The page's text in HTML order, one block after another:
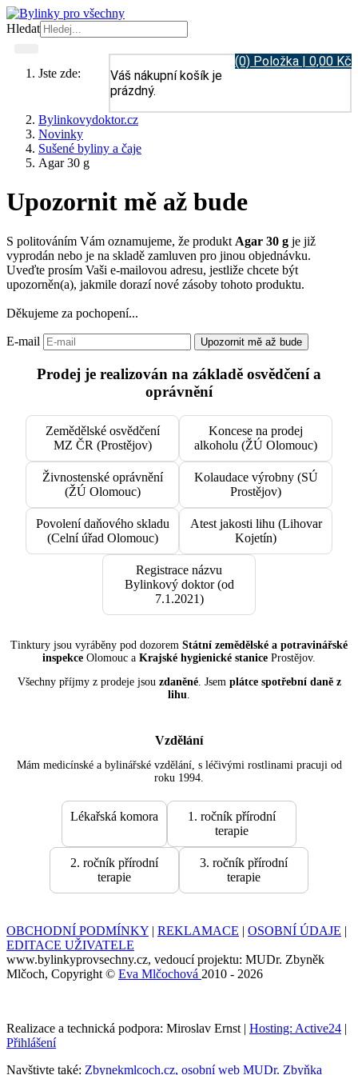
Hledat
(0) Položka | 0,00 Kč
Váš nákupní košík je
prázdný.
Jste zde:
Bylinkovydoktor.cz
Novinky
Sušené byliny a čaje
Agar 30 g
Upozornit mě až bude
S politováním Vám oznamujeme, že produkt Agar 30 g je již
vyprodán nebo je na skladě zamluven pro jinou objednávku.
Uveďte prosím Vaši e-mailovou adresu, jestliže chcete být
upozorněn(a), jakmile dorazí nové zásoby tohoto produktu.
Děkujeme za pochopení...
E-mail Upozornit mě až bude
Prodej je realizován na základě osvědčení a
oprávnění
Zemědělské osvědčení
MZ ČR (Prostějov)
Koncese na prodej
alkoholu (ŽÚ Olomouc)
Živnostenské oprávnění
(ŽÚ Olomouc)
Kolaudace výrobny (SÚ
Prostějov)
Povolení daňového skladu
(Celní úřad Olomouc)
Atest jakosti lihu (Lihovar
Kojetín)
Registrace názvu
Bylinkový doktor (od
7.1.2021)
Tinktury jsou vyráběny pod dozorem Státní zemědělské a potravinářské
inspekce Olomouc a Krajské hygienické stanice Prostějov.
Všechny příjmy z prodeje jsou zdaněné. Jsem plátce spotřební daně z
lihu.
Vzdělání
Mám medicínské a bylinářské vzdělání, s léčivými rostlinami pracuji od
roku 1994.
Lékařská komora
1. ročník přírodní
terapie
2. ročník přírodní
terapie
3. ročník přírodní
terapie
OBCHODNÍ PODMÍNKY | REKLAMACE | OSOBNÍ ÚDAJE |
EDITACE UŽIVATELE
www.bylinkyprovsechny.cz, vedoucí projektu: MUDr. Zbyněk
Mlčoch, Copyright © Eva Mlčochová 2010 - 2026
Realizace a technická podpora: Miroslav Ernst | Hosting: Active24 |
Přihlášení
Navštivte také: Zbynekmlcoch.cz, osobní web MUDr. Zbyňka